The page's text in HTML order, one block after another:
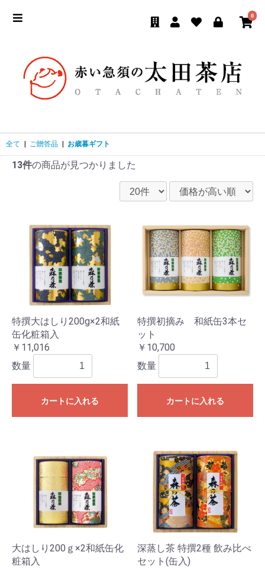
0
全て ご贈答品 お歳暮ギフト
13件の商品が見つかりました
特撰大はしり200g×2和紙
缶化粧箱入
￥11,016
数量
カートに入れる
特撰初摘み 和紙缶3本セ
ット
￥10,700
数量
カートに入れる
大はしり200ｇ×2和紙缶化
粧箱入
深蒸し茶 特撰2種 飲み比べ
セット(缶入)